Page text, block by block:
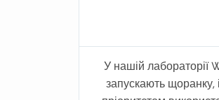
У нашій
запускають щоранку,
Програмний пакет WinMix є простим і
використанні, потужним унікальною
параметрів вмісту, що робить його
корисним навіть у середовищах
динамічно та ефективно керує